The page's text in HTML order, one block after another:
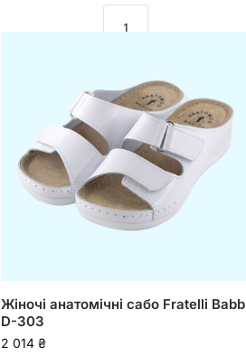
Жіночі анатомічні сабо Fratelli Babb
D-303
2 014 ₴